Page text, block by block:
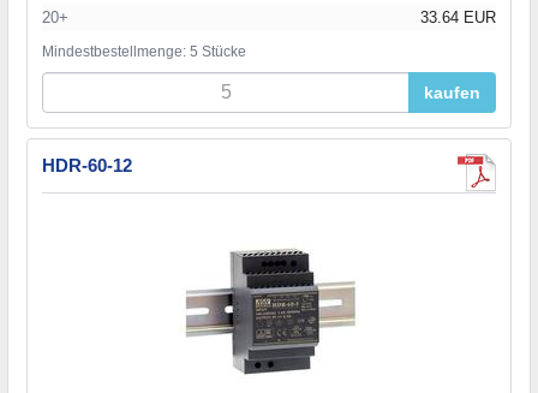
20+
33.64 EUR
Mindestbestellmenge: 5 Stücke
kaufen
HDR-60-12